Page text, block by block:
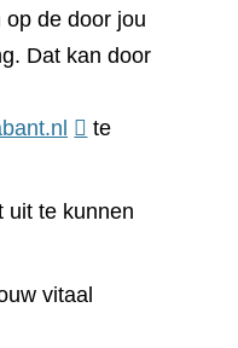
op de door jou
Dat kan door
te
uit te kunnen
vitaal